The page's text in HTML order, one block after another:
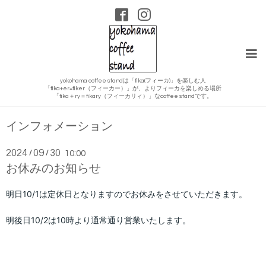
yokohama coffee standは「fika(フィーカ)」を楽しむ人
「fika+er=fiker（フィーカー）」が、よりフィーカを楽しめる場所
「fika＋ry＝fikary（フィーカリィ）」なcoffee standです。
インフォメーション
2024 /09 / 30 10:00
お休みのお知らせ
明日10/1は定休日となりますのでお休みをさせていただきます。
明後日10/2は10時より通常通り営業いたします。